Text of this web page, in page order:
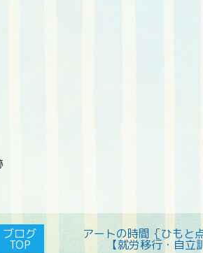
ブログ
TOP
アートの時間｛ひもと
【就労移行・自立